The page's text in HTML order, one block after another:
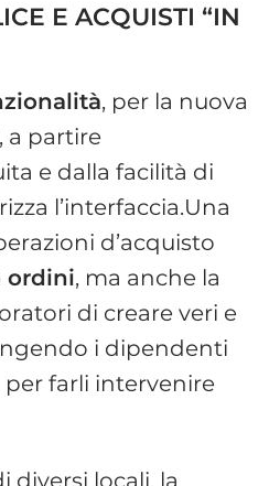
E ACQUISTI “IN
, per la nuova
a partire
e dalla facilità di
l’interfaccia.Una
d’acquisto
ordini, ma anche la
di creare veri e
i dipendenti
farli intervenire
diversi locali, la